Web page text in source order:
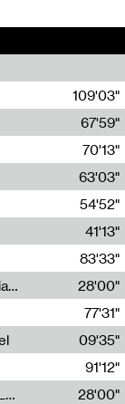
109'03"
67'59"
70'13"
63'03"
54'52"
41'13"
83'33"
Radia Show #1113 : FOSSIL///NOISE by Fabiana Gibim / Wave Farm
28'00"
77'31"
09'35"
91'12"
Radia Show #1112 : The Sonic Epidermis of Lake Léman by Paul Courlet / Guest Slot
28'00"